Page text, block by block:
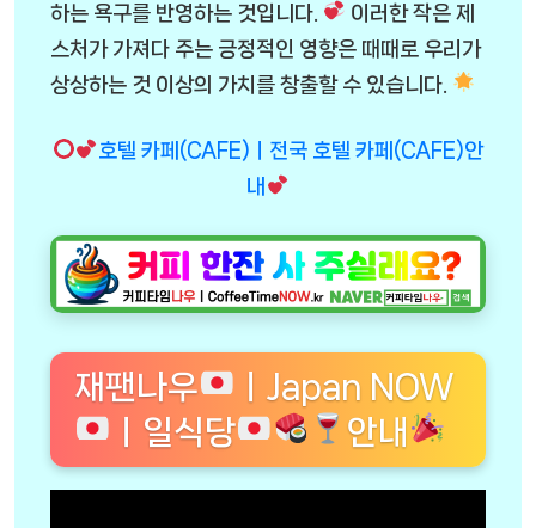
하는 욕구를 반영하는 것입니다.
이러한 작은 제
스처가 가져다 주는 긍정적인 영향은 때때로 우리가
상상하는 것 이상의 가치를 창출할 수 있습니다.
호텔 카페(CAFE)ㅣ전국 호텔 카페(CAFE)안
내
재팬나우
ㅣJapan NOW
ㅣ일식당
안내